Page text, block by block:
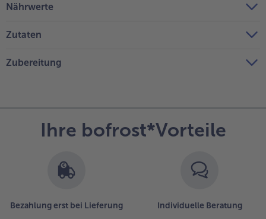
Nährwerte
Zutaten
Zubereitung
Ihre bofrost*Vorteile
Bezahlung erst bei Lieferung Individuelle Beratung